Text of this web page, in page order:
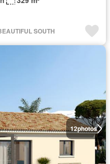
SOUTH
12photos